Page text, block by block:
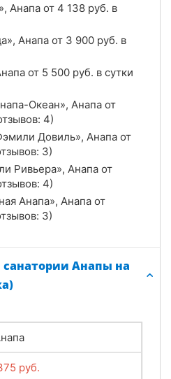
Анапа от 4 138 руб. в
Анапа от 3 900 руб. в
от 5 500 руб. в сутки
Океан», Анапа от
4)
Довиль», Анапа от
3)
Ривьера», Анапа от
4)
Анапа», Анапа от
3)
Анапы на
руб.